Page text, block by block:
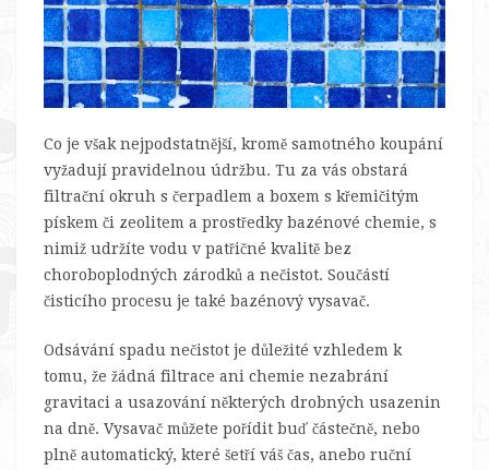
Co je však nejpodstatnější, kromě samotného koupání
vyžadují pravidelnou údržbu. Tu za vás obstará
filtrační okruh s čerpadlem a boxem s křemičitým
pískem či zeolitem a prostředky bazénové chemie, s
nimiž udržíte vodu v patřičné kvalitě bez
choroboplodných zárodků a nečistot. Součástí
čisticího procesu je také bazénový vysavač.
Odsávání spadu nečistot je důležité vzhledem k
tomu, že žádná filtrace ani chemie nezabrání
gravitaci a usazování některých drobných usazenin
na dně. Vysavač můžete pořídit buď částečně, nebo
plně automatický, které šetří váš čas, anebo ruční